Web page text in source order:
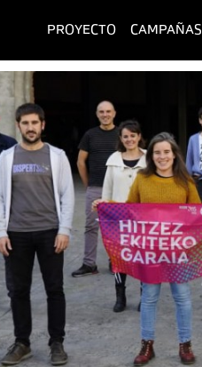
PROYECTO(current)
CAMPAÑAS